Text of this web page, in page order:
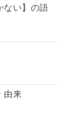
ない】の語
由来